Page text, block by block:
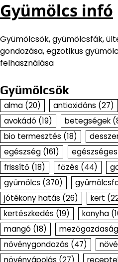
Gyümölcs infó
Gyümölcsök, gyümölcsfák,
gondozása, egzotikus
felhasználása
Gyümölcsök
alma (20) antioxidáns (27)
avokádó (19) betegségek
bio termesztés (18)
egészség (161)
frissítő (18) főzés (44)
gyümölcs (370)
jótékony hatás (26) kert
kertészkedés (19) konyha
mangó (18) mezőgazdaság
növénygondozás (47)
növényápolás (27)